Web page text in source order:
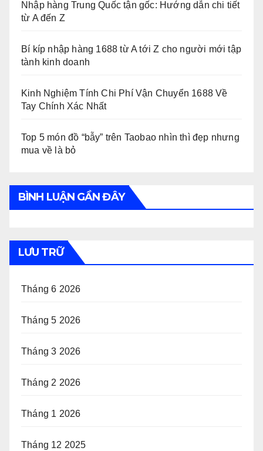
Nhập hàng Trung Quốc tận gốc: Hướng dẫn chi tiết
từ A đến Z
Bí kíp nhập hàng 1688 từ A tới Z cho người mới tập
tành kinh doanh
Kinh Nghiệm Tính Chi Phí Vận Chuyển 1688 Về
Tay Chính Xác Nhất
Top 5 món đồ “bẫy” trên Taobao nhìn thì đẹp nhưng
mua về là bỏ
BÌNH LUẬN GẦN ĐÂY
LƯU TRỮ
Tháng 6 2026
Tháng 5 2026
Tháng 3 2026
Tháng 2 2026
Tháng 1 2026
Tháng 12 2025